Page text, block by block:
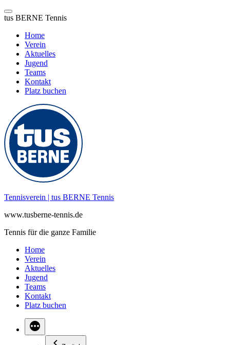
tus BERNE Tennis
Home
Verein
Aktuelles
Jugend
Teams
Kontakt
Platz buchen
Inhalt
springen
Tennisverein | tus BERNE Tennis
www.tusberne-tennis.de
Tennis für die ganze Familie
Home
Verein
Aktuelles
Jugend
Teams
Kontakt
Platz buchen